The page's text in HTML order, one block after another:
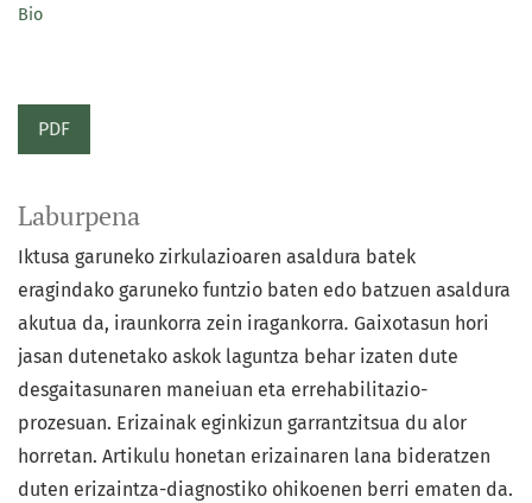
Bio
PDF
Laburpena
Iktusa garuneko zirkulazioaren asaldura batek
eragindako garuneko funtzio baten edo batzuen asaldura
akutua da, iraunkorra zein iragankorra. Gaixotasun hori
jasan dutenetako askok laguntza behar izaten dute
desgaitasunaren maneiuan eta errehabilitazio-
prozesuan. Erizainak eginkizun garrantzitsua du alor
horretan. Artikulu honetan erizainaren lana bideratzen
duten erizaintza-diagnostiko ohikoenen berri ematen da.